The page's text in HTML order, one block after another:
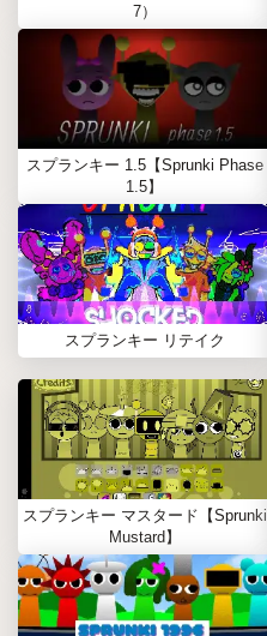
7）
スプランキー 1.5【Sprunki Phase
1.5】
スプランキー リテイク
スプランキー マスタード【Sprunki
Mustard】